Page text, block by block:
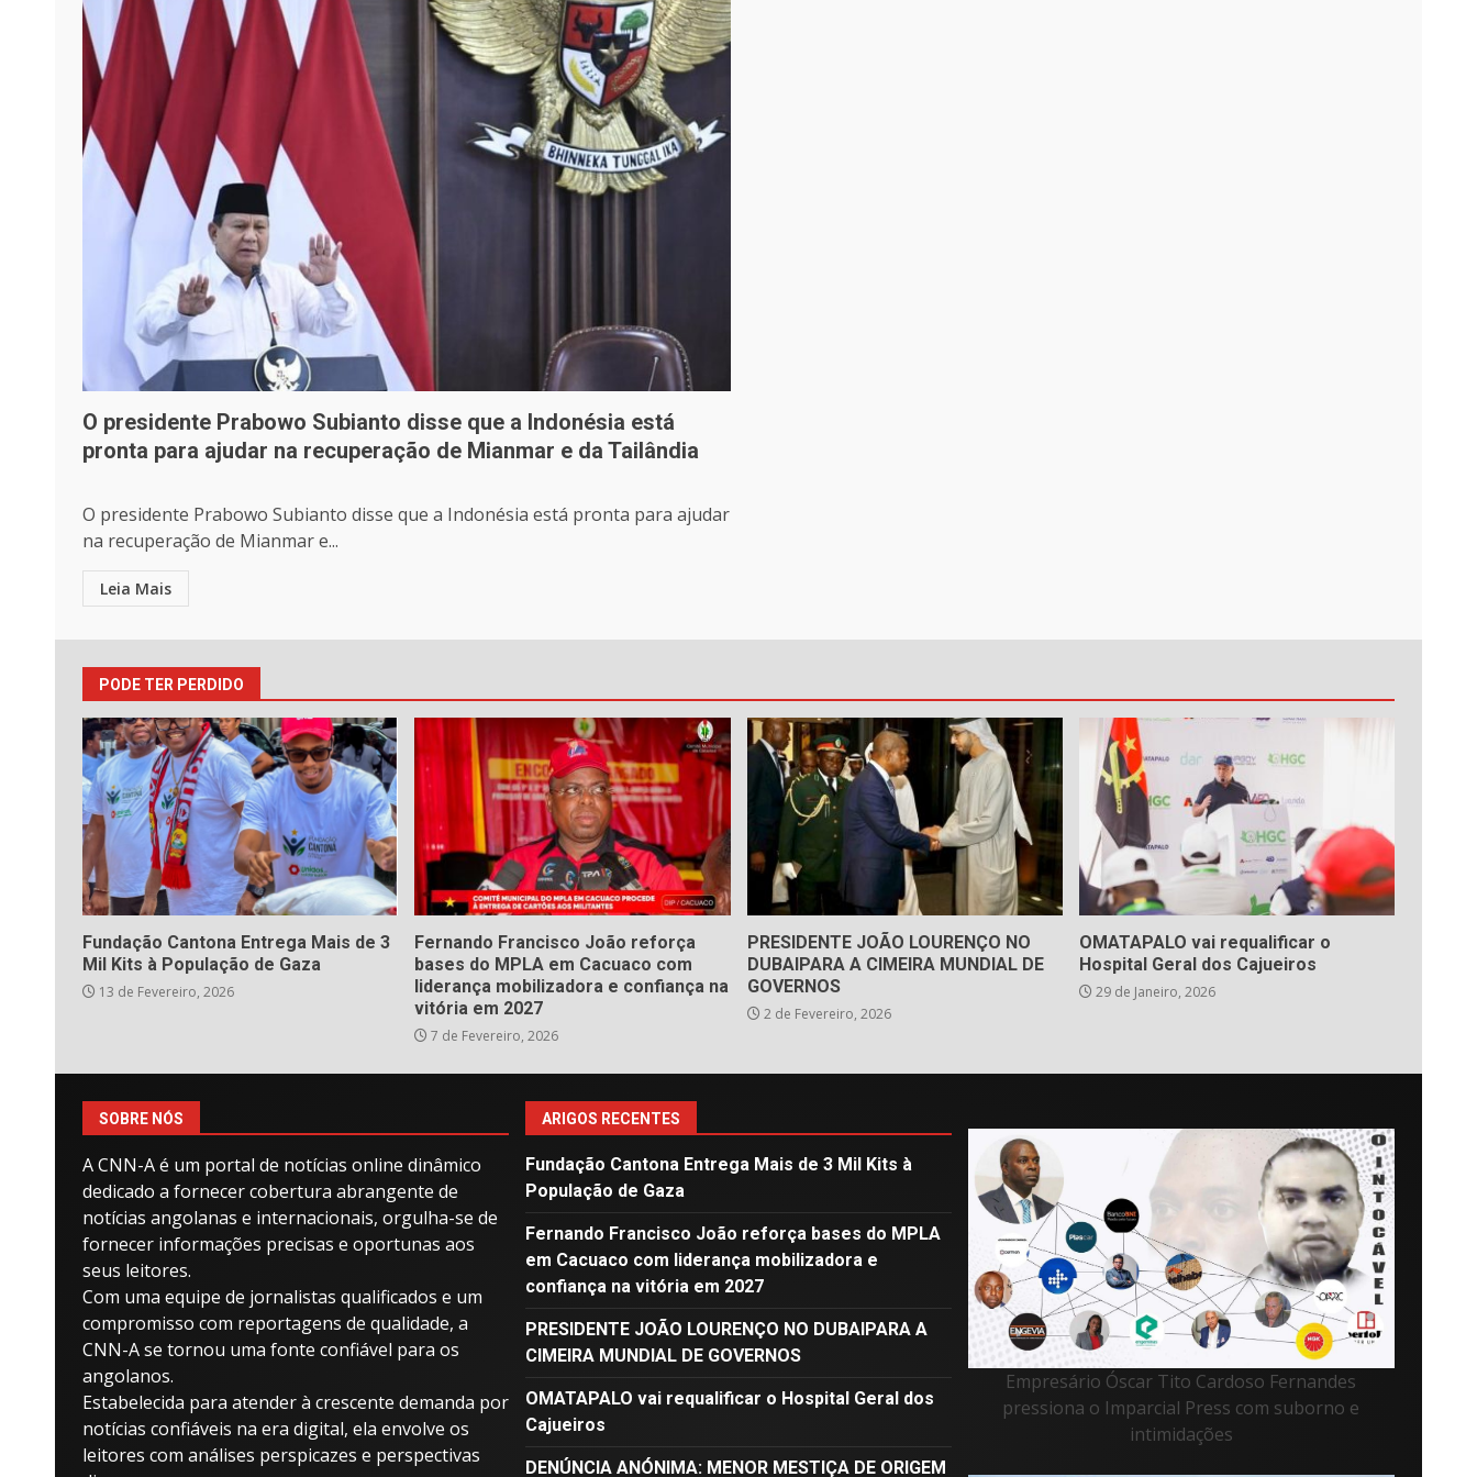
O presidente Prabowo Subianto disse que a Indonésia está
pronta para ajudar na recuperação de Mianmar e da Tailândia
O presidente Prabowo Subianto disse que a Indonésia está pronta para ajudar
na recuperação de Mianmar e...
Leia Mais
PODE TER PERDIDO
Fundação Cantona Entrega Mais de 3
Mil Kits à População de Gaza
13 de Fevereiro, 2026
Fernando Francisco João reforça
bases do MPLA em Cacuaco com
liderança mobilizadora e confiança na
vitória em 2027
7 de Fevereiro, 2026
PRESIDENTE JOÃO LOURENÇO NO
DUBAIPARA A CIMEIRA MUNDIAL DE
GOVERNOS
2 de Fevereiro, 2026
OMATAPALO vai requalificar o
Hospital Geral dos Cajueiros
29 de Janeiro, 2026
SOBRE NÓS
A CNN-A é um portal de notícias online dinâmico
dedicado a fornecer cobertura abrangente de
notícias angolanas e internacionais, orgulha-se de
fornecer informações precisas e oportunas aos
seus leitores.
Com uma equipe de jornalistas qualificados e um
compromisso com reportagens de qualidade, a
CNN-A se tornou uma fonte confiável para os
angolanos.
Estabelecida para atender à crescente demanda por
notícias confiáveis ​​na era digital, ela envolve os
leitores com análises perspicazes e perspectivas
ARIGOS RECENTES
Fundação Cantona Entrega Mais de 3 Mil Kits à
População de Gaza
Fernando Francisco João reforça bases do MPLA
em Cacuaco com liderança mobilizadora e
confiança na vitória em 2027
PRESIDENTE JOÃO LOURENÇO NO DUBAIPARA A
CIMEIRA MUNDIAL DE GOVERNOS
OMATAPALO vai requalificar o Hospital Geral dos
Cajueiros
DENÚNCIA ANÓNIMA: MENOR MESTIÇA DE ORIGEM
Empresário Óscar Tito Cardoso Fernandes
pressiona o Imparcial Press com suborno e
intimidações